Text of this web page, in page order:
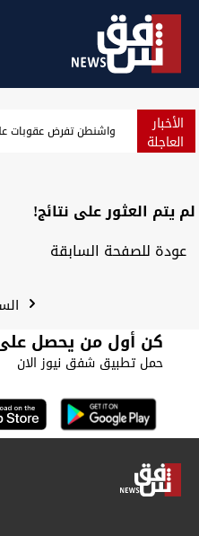
الأخبار
العاجلة واشنطن تفرض عقوبات
لم يتم العثور على نتائج!
عودة للصفحة السابقة
كن أول من يحصل على
حمل تطبيق شفق نيوز الان